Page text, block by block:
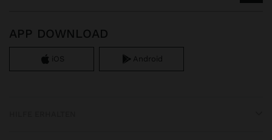
APP DOWNLOAD
iOS Android